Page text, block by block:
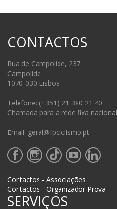
CONTACTOS
Rua de Campolide, 237
Campolide
1070-030 Lisboa
Telefone: (+351) 21 380 21 40
Chamada para a rede fixa nacional
Email: geral@fpciclismo.pt
Contactos - Associações
Contactos - Organizador Prova
SERVIÇOS